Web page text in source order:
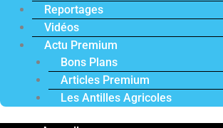
Reportages
Vidéos
Actu Premium
Bons Plans
Articles Premium
Les Antilles Agricoles